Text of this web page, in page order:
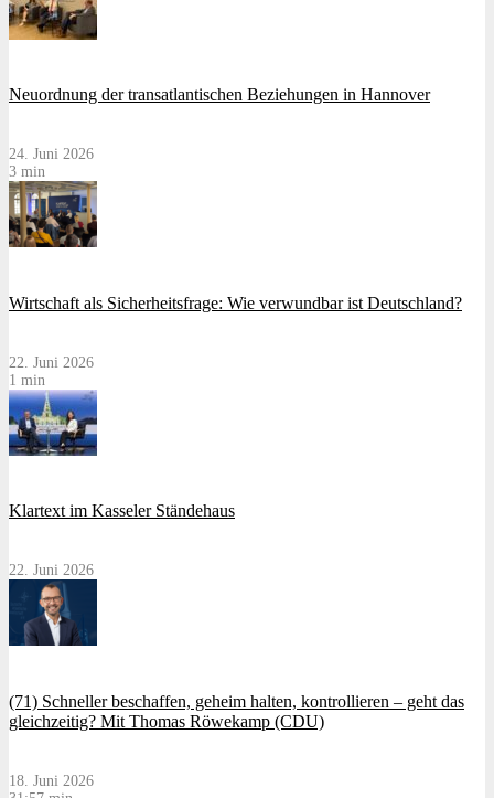
Neuordnung der transatlantischen Beziehungen in Hannover
24. Juni 2026
3 min
Wirtschaft als Sicherheitsfrage: Wie verwundbar ist Deutschland?
22. Juni 2026
1 min
Klartext im Kasseler Ständehaus
22. Juni 2026
(71) Schneller beschaffen, geheim halten, kontrollieren – geht das
gleichzeitig? Mit Thomas Röwekamp (CDU)
18. Juni 2026